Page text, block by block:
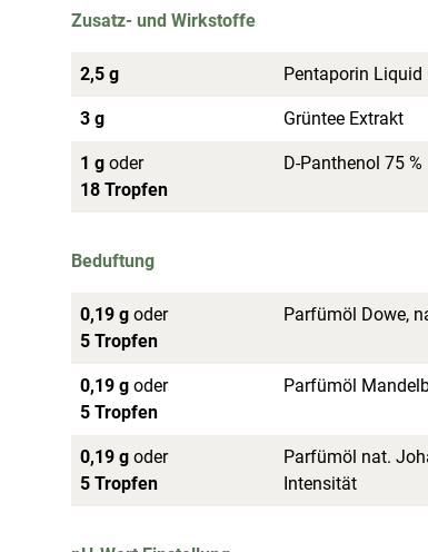
Zusatz- und Wirkstoffe
2,5 g Pentaporin Liquid
3 g Grüntee Extrakt
1 g oder
18 Tropfen
D-Panthenol 75 %
Beduftung
0,19 g oder
5 Tropfen
Parfümöl Dowe,
0,19 g oder
5 Tropfen
Parfümöl
0,19 g oder
5 Tropfen
Parfümöl nat.
Intensität